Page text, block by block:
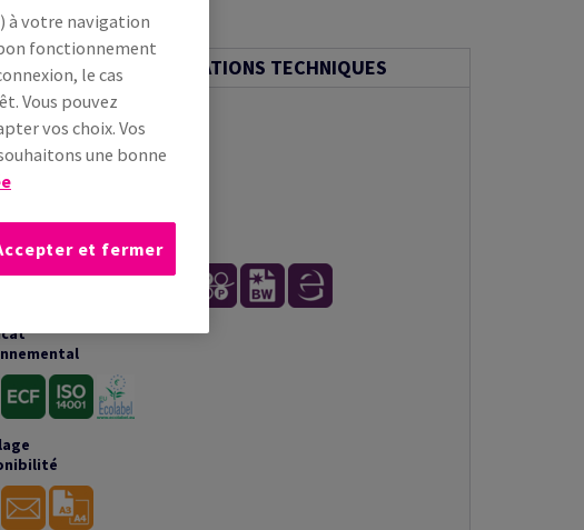
INFORMATIONS TECHNIQUES
&
à votre navigation
fonctionnement
le cas
Vous pouvez
vos choix. Vos
une bonne
et fermer